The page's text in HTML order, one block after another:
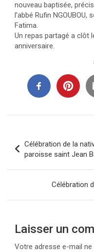
nouveau baptisée,
l’abbé Rufin
Fatima.
Un repas partagé a clôt
anniversaire.
de
l’article
Célébration de la
paroisse saint Jean
Célébration
Laisser un
Votre adresse e-mail ne